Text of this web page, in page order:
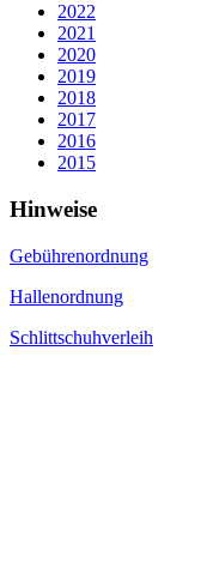
2022
2021
2020
2019
2018
2017
2016
2015
Hinweise
Gebührenordnung
Hallenordnung
Schlittschuhverleih